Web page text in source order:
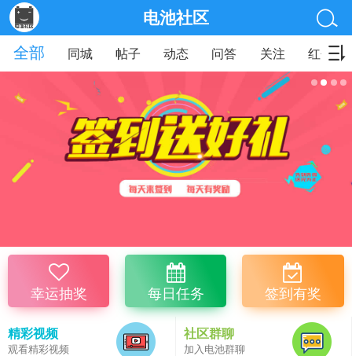
电池社区
全部
同城 帖子 动态 问答 关注 红包
幸运抽奖 每日任务 签到有奖
精彩视频
观看精彩视频
社区群聊
加入电池群聊